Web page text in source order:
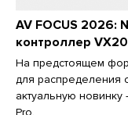
AV FOCUS 2026:
контроллер
На предстоящем
для распределения
актуальную
Pro.